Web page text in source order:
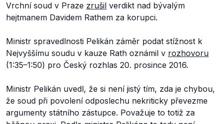
Vrchní soud v Praze zrušil verdikt nad bývalým
hejtmanem Davidem Rathem za korupci.
Ministr spravedlnosti Pelikán záměr podat stížnost k
Nejvyššímu soudu v kauze Rath oznámil v rozhovoru
(1:35–1:50) pro Český rozhlas 20. prosince 2016.
Ministr Pelikán uvedl, že si není jistý tím, zda je chybou,
že soud při povolení odposlechu nekriticky převezme
argumenty státního zástupce. Považuje to totiž za